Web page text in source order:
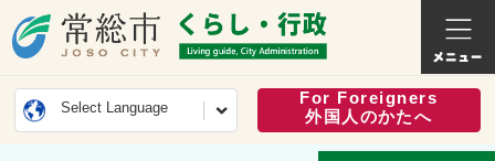
常総市公式ホームページ
くらし
Select Language
For Foreigners
外国人のかたへ